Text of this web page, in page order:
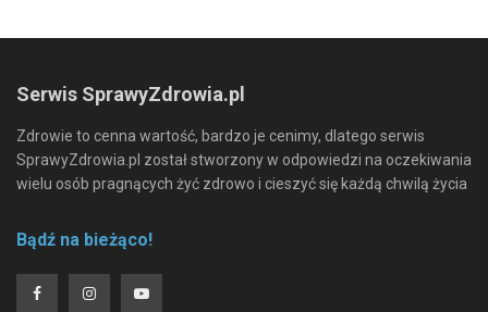
Serwis SprawyZdrowia.pl
Zdrowie to cenna wartość, bardzo je cenimy, dlatego serwis
SprawyZdrowia.pl został stworzony w odpowiedzi na oczekiwania
wielu osób pragnących żyć zdrowo i cieszyć się każdą chwilą życia
Bądź na bieżąco!